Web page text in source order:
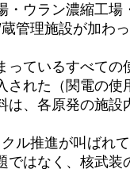
ウラン濃縮工場
管理施設が加わ
ているすべての
れた（関電の使
、各原発の施設
推進が叫ばれ
はなく、核武装